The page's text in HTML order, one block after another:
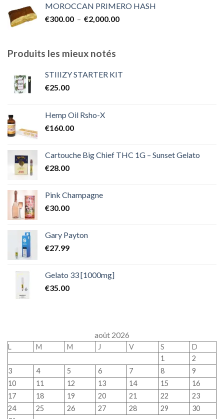
€300.00
à
MOROCCAN PRIMERO HASH
€300.00 – €2,000.00Plage
€2,000.00
Produits les mieux notés
STIIIZY STARTER KIT
€25.00
Hemp Oil Rsho-X
€160.00
Cartouche Big Chief THC 1G – Sunset Gelato
€28.00
Pink Champagne
€30.00
Gary Payton
€27.99
Gelato 33 [1000mg]
€35.00
août 2026
L M M J V S
D
1
2
3
4 5 6 7 8
9
10
11 12 13 14 15
16
17
18 19 20 21 22
23
24
25 26 27 28 29
30